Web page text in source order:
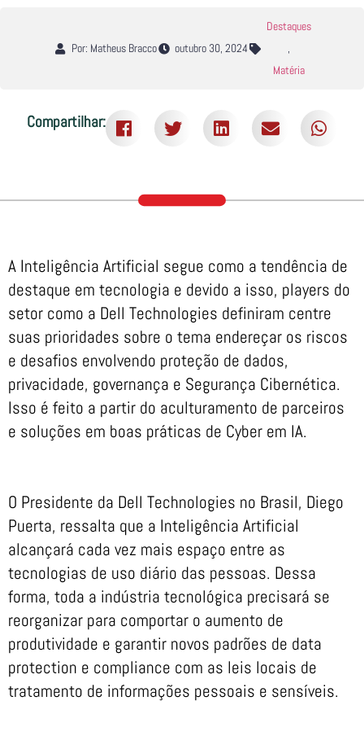
Por: Matheus Bracco outubro 30, 2024
Destaques
,
Matéria
Compartilhar:
A Inteligência Artificial segue como a tendência de
destaque em tecnologia e devido a isso, players do
setor como a Dell Technologies definiram centre
suas prioridades sobre o tema endereçar os riscos
e desafios envolvendo proteção de dados,
privacidade, governança e Segurança Cibernética.
Isso é feito a partir do aculturamento de parceiros
e soluções em boas práticas de Cyber em IA.
O Presidente da Dell Technologies no Brasil, Diego
Puerta, ressalta que a Inteligência Artificial
alcançará cada vez mais espaço entre as
tecnologias de uso diário das pessoas. Dessa
forma, toda a indústria tecnológica precisará se
reorganizar para comportar o aumento de
produtividade e garantir novos padrões de data
protection e compliance com as leis locais de
tratamento de informações pessoais e sensíveis.